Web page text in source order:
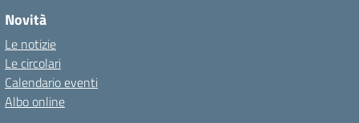
Novità
Le notizie
Le circolari
Calendario eventi
Albo online